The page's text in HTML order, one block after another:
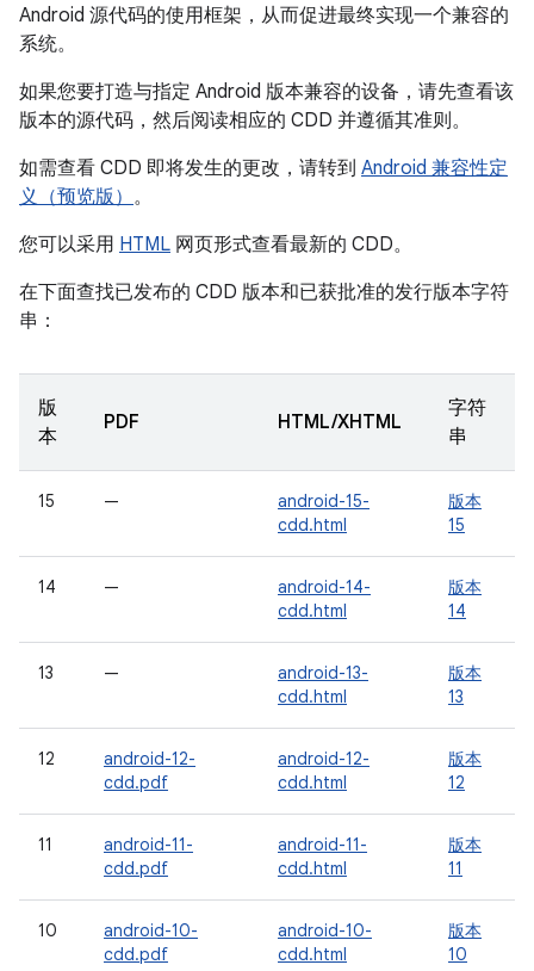
Android 源代码的使用框架，从而促进最终实现一个兼容的
系统。
如果您要打造与指定 Android 版本兼容的设备，请先查看该
版本的源代码，然后阅读相应的 CDD 并遵循其准则。
如需查看 CDD 即将发生的更改，请转到 Android 兼容性定
义（预览版） 。
您可以采用 HTML 网页形式查看最新的 CDD。
在下面查找已发布的 CDD 版本和已获批准的发行版本字符
串：
版
本
PDF HTML/XHTML
字符
串
15 —
android-15-
cdd.html
版本
15
14 —
android-14-
cdd.html
版本
14
13 —
android-13-
cdd.html
版本
13
12
android-12-
cdd.pdf
android-12-
cdd.html
版本
12
11
android-11-
cdd.pdf
android-11-
cdd.html
版本
11
10
android-10-
cdd.pdf
android-10-
cdd.html
版本
10